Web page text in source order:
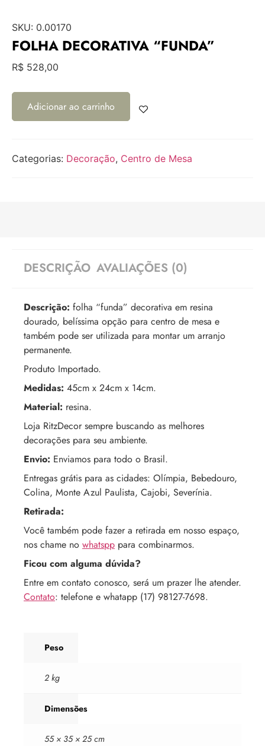
SKU: 0.00170
FOLHA DECORATIVA “FUNDA”
R$ 528,00
Adicionar ao carrinho
Categorias: Decoração, Centro de Mesa
DESCRIÇÃO AVALIAÇÕES (0)
Descrição: folha “funda” decorativa em resina
dourado, belíssima opção para centro de mesa e
também pode ser utilizada para montar um arranjo
permanente.
Produto Importado.
Medidas: 45cm x 24cm x 14cm.
Material: resina.
Loja RitzDecor sempre buscando as melhores
decorações para seu ambiente.
Envio: Enviamos para todo o Brasil.
Entregas grátis para as cidades: Olímpia, Bebedouro,
Colina, Monte Azul Paulista, Cajobi, Severínia.
Retirada:
Você também pode fazer a retirada em nosso espaço,
nos chame no whatspp para combinarmos.
Ficou com alguma dúvida?
Entre em contato conosco, será um prazer lhe atender.
Contato: telefone e whatapp (17) 98127-7698.
Peso
2 kg
Dimensões
55 × 35 × 25 cm